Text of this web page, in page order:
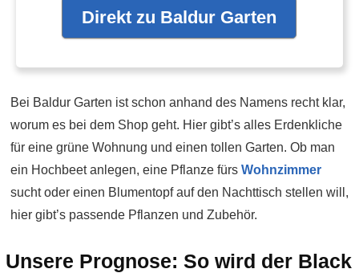
Direkt zu Baldur Garten
Bei Baldur Garten ist schon anhand des Namens recht klar,
worum es bei dem Shop geht. Hier gibt’s alles Erdenkliche
für eine grüne Wohnung und einen tollen Garten. Ob man
ein Hochbeet anlegen, eine Pflanze fürs Wohnzimmer
sucht oder einen Blumentopf auf den Nachttisch stellen will,
hier gibt’s passende Pflanzen und Zubehör.
Unsere Prognose: So wird der Black